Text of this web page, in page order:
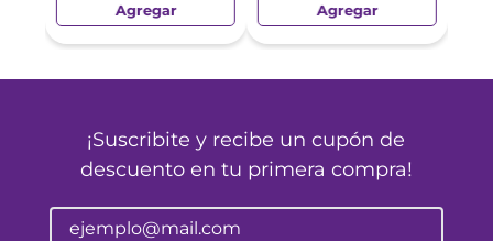
Agregar Agregar
¡Suscribite y recibe un cupón de
descuento en tu primera compra!